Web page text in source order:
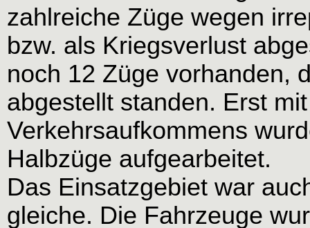
zahlreiche Züge wegen
bzw. als Kriegsverlust
noch 12 Züge vorhanden,
abgestellt standen. Erst
Verkehrsaufkommens
Halbzüge aufgearbeitet.
Das Einsatzgebiet war
gleiche. Die Fahrzeuge